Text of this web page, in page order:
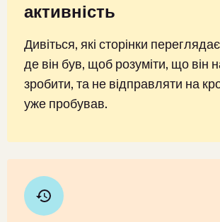
активність
Дивіться, які сторінки
де він був, щоб розуміти, що він
зробити, та не відправляти на
уже пробував.